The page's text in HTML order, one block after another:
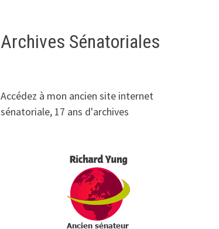
Archives Sénatoriales
Accédez à mon ancien site internet
sénatoriale, 17 ans d'archives